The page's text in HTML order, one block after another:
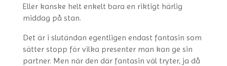
Eller kanske helt enkelt bara en riktigt härlig
middag på stan.
Det är i slutändan egentligen endast fantasin som
sätter stopp för vilka presenter man kan ge sin
partner. Men när den där fantasin väl tryter, ja då